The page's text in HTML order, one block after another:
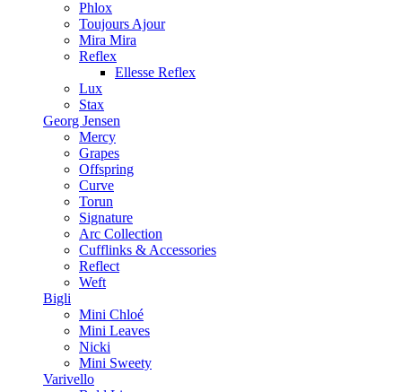
Phlox
Toujours Ajour
Mira Mira
Reflex
Ellesse Reflex
Lux
Stax
Georg Jensen
Mercy
Grapes
Offspring
Curve
Torun
Signature
Arc Collection
Cufflinks & Accessories
Reflect
Weft
Bigli
Mini Chloé
Mini Leaves
Nicki
Mini Sweety
Varivello